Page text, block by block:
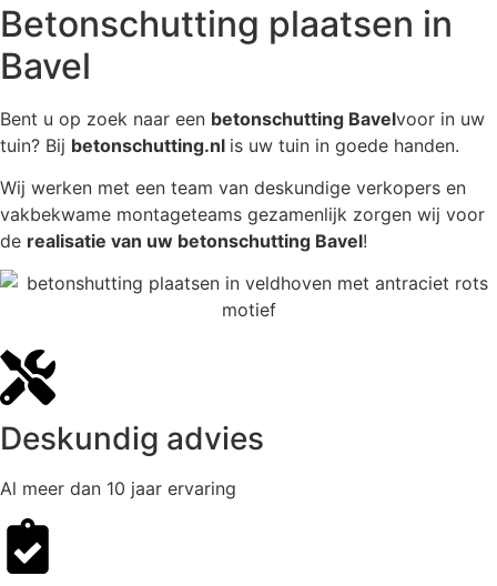
Betonschutting plaatsen in
Bavel
Bent u op zoek naar een betonschutting Bavelvoor in uw
tuin? Bij betonschutting.nl is uw tuin in goede handen.
Wij werken met een team van deskundige verkopers en
vakbekwame montageteams gezamenlijk zorgen wij voor
de realisatie van uw betonschutting Bavel!
Deskundig advies
Al meer dan 10 jaar ervaring